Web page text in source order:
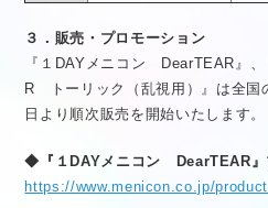
３．販売・プロモーション
『１DAYメニコン DearTEAR』
R トーリック（乱視用）』は全国
日より順次販売を開始いたします。
◆『１DAYメニコン DearTEAR』
https://www.menicon.co.jp/